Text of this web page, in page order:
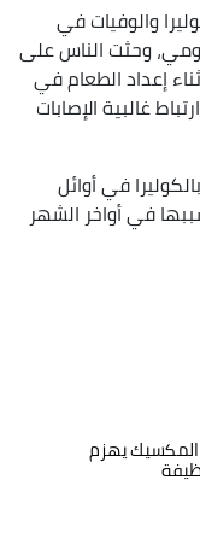
والوفيات في
وحثت الناس على
إعداد الطعام في
غالبية الإصابات
في أوائل
في أواخر الشهر
2026: المكسيك يهزم